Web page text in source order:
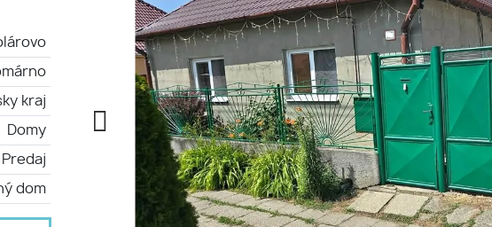
kraj
Domy
Predaj
dom